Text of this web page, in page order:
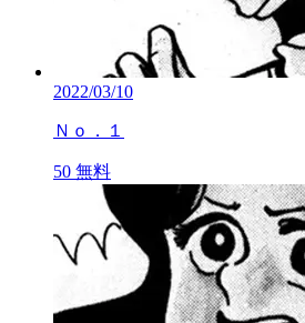
2022/03/10
Ｎｏ．１
50 無料